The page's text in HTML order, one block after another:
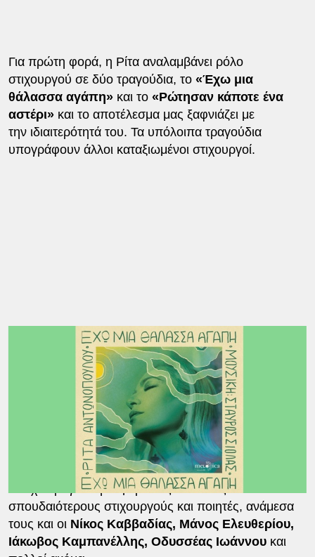
Για πρώτη φορά, η Ρίτα αναλαμβάνει ρόλο
στιχουργού σε δύο τραγούδια, το «Έχω μια
θάλασσα αγάπη»και το «Ρώτησαν κάποτε ένα
αστέρι»και το αποτέλεσμα μας ξαφνιάζει με
την ιδιαιτερότητά του. Τα υπόλοιπα τραγούδια
υπογράφουν άλλοι καταξιωμένοι στιχουργοί.
τραγούδιατου δίσκου συνθέτουν ένα μουσικό
ταξίδι γεμάτο συναίσθημα και εσωτερικό παλμό. Οι
μελωδίες και οι ενορχηστρώσεις υπηρετούν την
ατμόσφαιρα των στίχων, δημιουργώντας ένα ενιαίο
καλλιτεχνικό αποτέλεσμα με σαφή ταυτότητα.
Μια δουλειά που έρχεται να επιβεβαιώσει τη σταθερή
και ξεχωριστή παρουσία της Ρίτας Αντωνοπούλου
στη σύγχρονη ελληνικήμουσικήσκηνή, με την ίδια
να έχει τραγουδήσει μερικούς από τους
σπουδαιότερους στιχουργούς και ποιητές, ανάμεσα
τους και οιΝίκος Καββαδίας, Μάνος Ελευθερίου,
Ιάκωβος Καμπανέλλης, Οδυσσέας Ιωάννουκαι